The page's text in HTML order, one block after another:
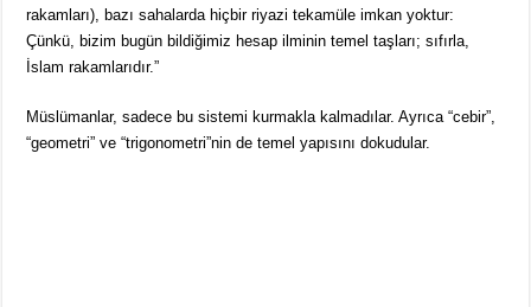
rakamları), bazı sahalarda hiçbir riyazi tekamüle imkan yoktur:
Çünkü, bizim bugün bildiğimiz hesap ilminin temel taşları; sıfırla,
İslam rakamlarıdır.”
Müslümanlar, sadece bu sistemi kurmakla kalmadılar. Ayrıca “cebir”,
“geometri” ve “trigonometri”nin de temel yapısını dokudular.